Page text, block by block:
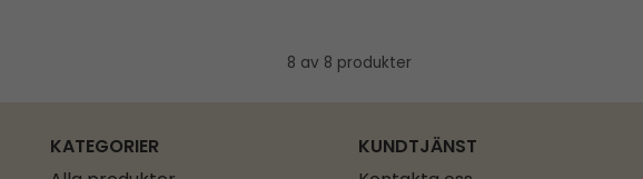
8 av 8 produkter
KATEGORIER
KUNDTJÄNST